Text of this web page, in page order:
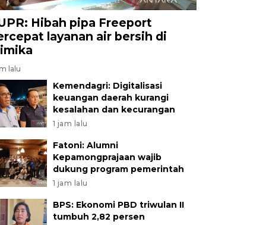
Hibah pipa Freeport
layanan air bersih di
lalu
Kemendagri: Digitalisasi
keuangan daerah kurangi
kesalahan dan kecurangan
1 jam lalu
Fatoni: Alumni
Kepamongprajaan wajib
dukung program pemerintah
1 jam lalu
BPS: Ekonomi PBD triwulan II
tumbuh 2,82 persen